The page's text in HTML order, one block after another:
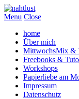
Menu Close
home
Über mich
MittwochsMix &
Freebooks &
Workshops
Papierliebe am
Impressum
Datenschutz